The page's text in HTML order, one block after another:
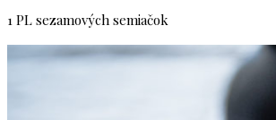
1 PL sezamových semiačok